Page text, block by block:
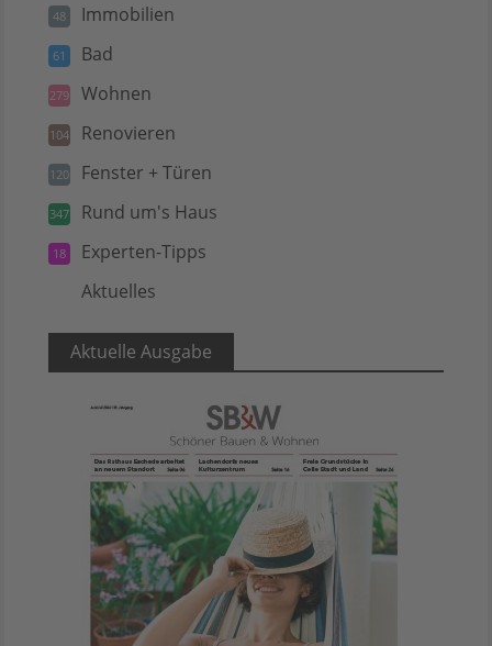
48 Immobilien
61 Bad
279 Wohnen
104 Renovieren
120 Fenster + Türen
347 Rund um's Haus
18 Experten-Tipps
Aktuelles
Aktuelle Ausgabe